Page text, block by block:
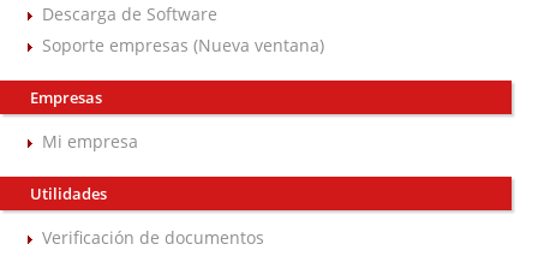
Descarga de Software
Soporte empresas (Nueva ventana)
Empresas
Mi empresa
Utilidades
Verificación de documentos